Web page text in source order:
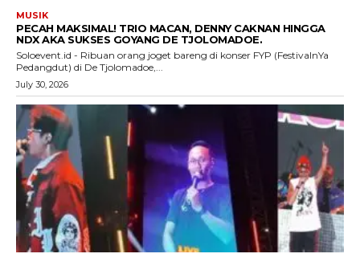
MUSIK
PECAH MAKSIMAL! TRIO MACAN, DENNY CAKNAN HINGGA
NDX AKA SUKSES GOYANG DE TJOLOMADOE.
Soloevent.id - Ribuan orang joget bareng di konser FYP (FestivalnYa
Pedangdut) di De Tjolomadoe,...
July 30, 2026